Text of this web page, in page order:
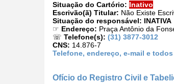
Situação do Cartório: Inativo
Escrivão(ã) Titular: Não Existe
Situação do responsável: INATIVA
☞ Endereço: Praça Antônio da
☏ Telefone(s): (31) 3877-3012
CNS: 14.876-7
Telefone, endereço, e-mail e
Ofício do Registro Civil e